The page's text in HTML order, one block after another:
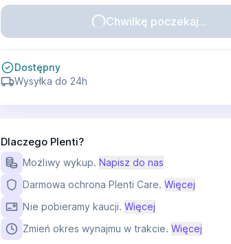
Chwilkę poczekaj...
Dostępny
Wysyłka do 24h
Dlaczego Plenti?
Możliwy wykup. Napisz do nas
Darmowa ochrona Plenti Care. Więcej
Nie pobieramy kaucji. Więcej
Zmień okres wynajmu w trakcie. Więcej